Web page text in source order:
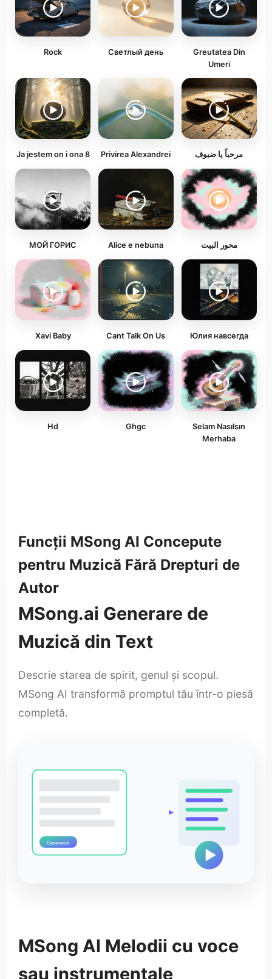
Rock Светлый день
Greutatea Din
Umeri
Ja jestem on i ona 8 Privirea Alexandrei مرحباً يا ضيوف
МОЙ ГОРИС Alice e nebuna محور البيت
Xavi Baby Cant Talk On Us Юлия навсегда
Hd Ghgc
Selam Nasılsın
Merhaba
Funcții MSong AI Concepute
pentru Muzică Fără Drepturi de
Autor
MSong.ai Generare de
Muzică din Text
Descrie starea de spirit, genul și scopul.
MSong AI transformă promptul tău într-o piesă
completă.
Generează
MSong AI Melodii cu voce
sau instrumentale